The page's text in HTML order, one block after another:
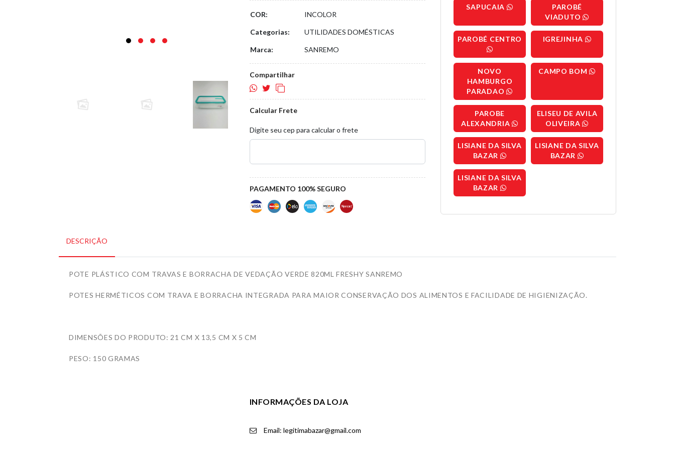
COR: INCOLOR
Categorias: UTILIDADES DOMÉSTICAS
Marca: SANREMO
Compartilhar
Calcular Frete
Digite seu cep para calcular o frete
PAGAMENTO 100% SEGURO
SAPUCAIA
PAROBÉ
VIADUTO
PAROBÉ CENTRO IGREJINHA
NOVO
HAMBURGO
PARADAO
CAMPO BOM
PAROBE
ALEXANDRIA
ELISEU DE AVILA
OLIVEIRA
LISIANE DA SILVA
BAZAR
LISIANE DA SILVA
BAZAR
LISIANE DA SILVA
BAZAR
DESCRIÇÃO
POTE PLÁSTICO COM TRAVAS E BORRACHA DE VEDAÇÃO VERDE 820ML FRESHY SANREMO
POTES HERMÉTICOS COM TRAVA E BORRACHA INTEGRADA PARA MAIOR CONSERVAÇÃO DOS ALIMENTOS E FACILIDADE DE HIGIENIZAÇÃO.
DIMENSÕES DO PRODUTO: 21 CM X 13,5 CM X 5 CM
PESO: 150 GRAMAS
INFORMAÇÕES DA LOJA
Email: legitimabazar@gmail.com